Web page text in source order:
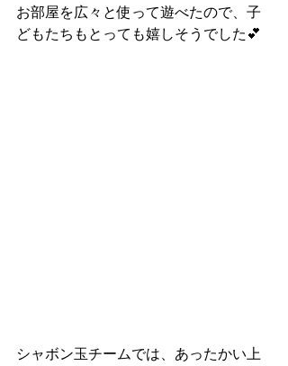
お部屋を広々と使って遊べたので、子
どもたちもとっても嬉しそうでした💕
シャボン玉チームでは、あったかい上